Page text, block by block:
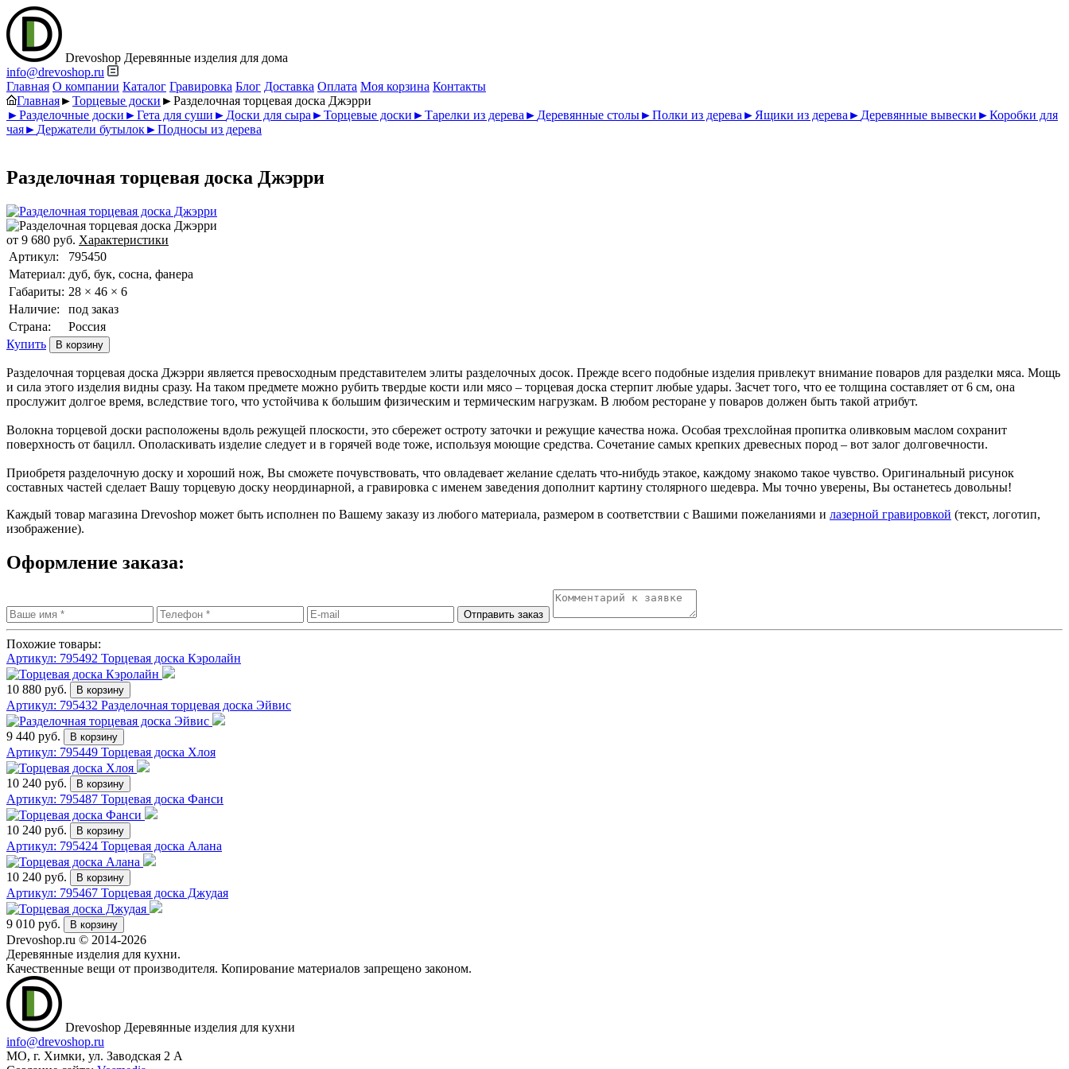
Drevoshop Деревянные изделия для дома
info@drevoshop.ru
Главная О компании Каталог Гравировка Блог Доставка Оплата Моя корзина Контакты
Главная►Торцевые доски ►Разделочная торцевая доска Джэрри
►Разделочные доски ►Гета для суши ► Доски для сыра ►Торцевые доски ►Тарелки из дерева ► Деревянные столы►Полки из дерева ► Ящики из дерева ► Деревянные вывески ►Коробки для
чая► Держатели бутылок►Подносы из дерева
Разделочная торцевая доска Джэрри
от 9 680 руб. Характеристики
Артикул:
795450
Материал: дуб, бук, сосна, фанера
Габариты: 28 × 46 × 6
Наличие:
под заказ
Страна:
Россия
Купить
Разделочная торцевая доска Джэрри является превосходным представителем элиты разделочных досок. Прежде всего подобные изделия привлекут внимание поваров для разделки мяса. Мощь
и сила этого изделия видны сразу. На таком предмете можно рубить твердые кости или мясо – торцевая доска стерпит любые удары. Засчет того, что ее толщина составляет от 6 см, она
прослужит долгое время, вследствие того, что устойчива к большим физическим и термическим нагрузкам. В любом ресторане у поваров должен быть такой атрибут.
Волокна торцевой доски расположены вдоль режущей плоскости, это сбережет остроту заточки и режущие качества ножа. Особая трехслойная пропитка оливковым маслом сохранит
поверхность от бацилл. Ополаскивать изделие следует и в горячей воде тоже, используя моющие средства. Сочетание самых крепких древесных пород – вот залог долговечности.
Приобретя разделочную доску и хороший нож, Вы сможете почувствовать, что овладевает желание сделать что-нибудь этакое, каждому знакомо такое чувство. Оригинальный рисунок
составных частей сделает Вашу торцевую доску неординарной, а гравировка с именем заведения дополнит картину столярного шедевра. Мы точно уверены, Вы останетесь довольны!
Каждый товар магазина Drevoshop может быть исполнен по Вашему заказу из любого материала, размером в соответствии с Вашими пожеланиями и лазерной гравировкой (текст, логотип,
изображение).
Оформление заказа:
Похожие товары:
Артикул: 795492 Торцевая доска Кэролайн
10 880 руб.
Артикул: 795432 Разделочная торцевая доска Эйвис
9 440 руб.
Артикул: 795449 Торцевая доска Хлоя
10 240 руб.
Артикул: 795487 Торцевая доска Фанси
10 240 руб.
Артикул: 795424 Торцевая доска Алана
10 240 руб.
Артикул: 795467 Торцевая доска Джудая
9 010 руб.
Drevoshop.ru © 2014-2026
Деревянные изделия для кухни.
Качественные вещи от производителя. Копирование материалов запрещено законом.
Drevoshop Деревянные изделия для кухни
info@drevoshop.ru
МО, г. Химки, ул. Заводская 2 A